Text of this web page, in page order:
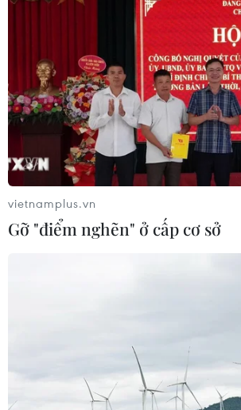
vietnamplus.vn
Gỡ "điểm nghẽn" ở cấp cơ sở